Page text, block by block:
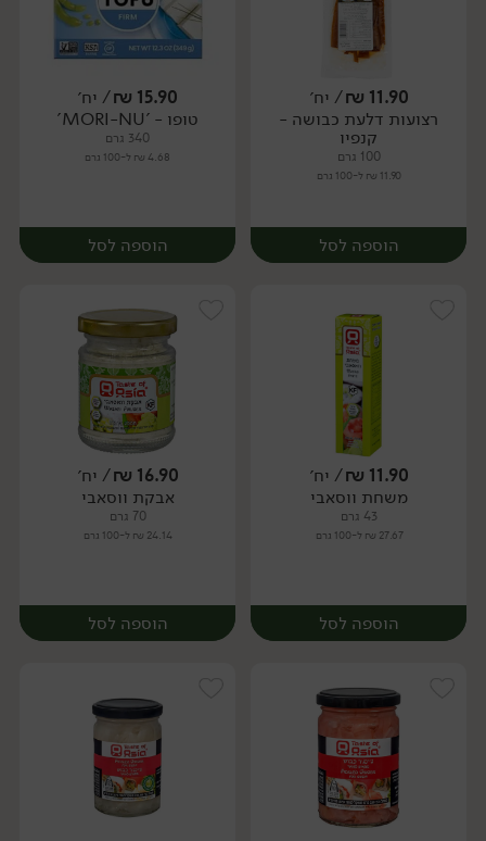
יח׳ יח׳
11.90
₪/ יח׳
רצועות דלעת כבושה -
קנפיו
100 גרם
11.90 ₪ ל-100 גרם
הוספה לסל
יח׳
15.90
₪/ יח׳
טופו - 'MORI-NU'
340 גרם
4.68 ₪ ל-100 גרם
הוספה לסל
יח׳
11.90
₪/ יח׳
משחת ווסאבי
43 גרם
27.67 ₪ ל-100 גרם
הוספה לסל
16.90
₪/ יח׳
אבקת ווסאבי
70 גרם
24.14 ₪ ל-100 גרם
הוספה לסל